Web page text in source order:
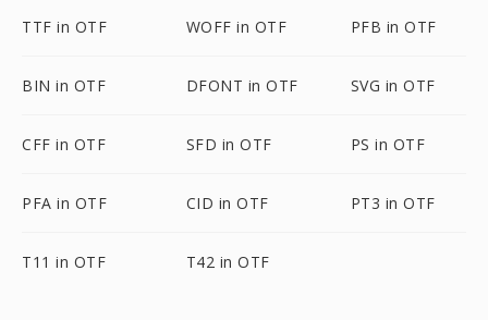
TTF in OTF WOFF in OTF PFB in OTF
BIN in OTF DFONT in OTF SVG in OTF
CFF in OTF SFD in OTF PS in OTF
PFA in OTF CID in OTF PT3 in OTF
T11 in OTF T42 in OTF